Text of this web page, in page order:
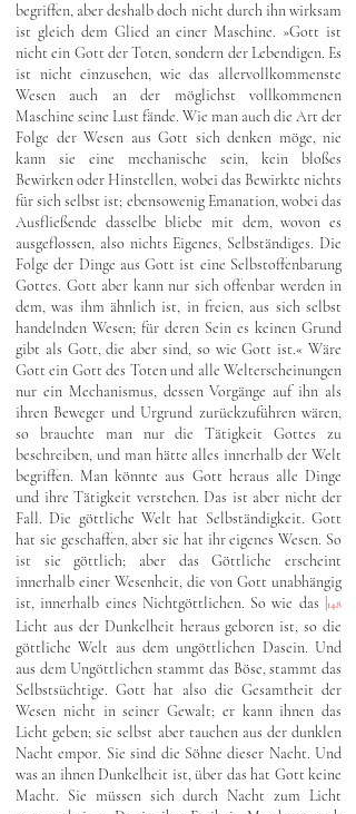
begriffen, aber deshalb doch nicht durch ihn wirksam
ist gleich dem Glied an einer Maschine. »Gott ist
nicht ein Gott der Toten, sondern der Lebendigen. Es
ist nicht einzusehen, wie das allervollkommenste
Wesen auch an der möglichst vollkommenen
Maschine seine Lust fände. Wie man auch die Art der
Folge der Wesen aus Gott sich denken möge, nie
kann sie eine mechanische sein, kein bloßes
Bewirken oder Hinstellen, wobei das Bewirkte nichts
für sich selbst ist; ebensowenig Emanation, wobei das
Ausfließende dasselbe bliebe mit dem, wovon es
ausgeflossen, also nichts Eigenes, Selbständiges. Die
Folge der Dinge aus Gott ist eine Selbstoffenbarung
Gottes. Gott aber kann nur sich offenbar werden in
dem, was ihm ähnlich ist, in freien, aus sich selbst
handelnden Wesen; für deren Sein es keinen Grund
gibt als Gott, die aber sind, so wie Gott ist.« Wäre
Gott ein Gott des Toten und alle Welterscheinungen
nur ein Mechanismus, dessen Vorgänge auf ihn als
ihren Beweger und Urgrund zurückzuführen wären,
so brauchte man nur die Tätigkeit Gottes zu
beschreiben, und man hätte alles innerhalb der Welt
begriffen. Man könnte aus Gott heraus alle Dinge
und ihre Tätigkeit verstehen. Das ist aber nicht der
Fall. Die göttliche Welt hat Selbständigkeit. Gott
hat sie geschaffen, aber sie hat ihr eigenes Wesen. So
ist sie göttlich; aber das Göttliche erscheint
innerhalb einer Wesenheit, die von Gott unabhängig
ist, innerhalb eines Nichtgöttlichen. So wie das
148
Licht aus der Dunkelheit heraus geboren ist, so die
göttliche Welt aus dem ungöttlichen Dasein. Und
aus dem Ungöttlichen stammt das Böse, stammt das
Selbstsüchtige. Gott hat also die Gesamtheit der
Wesen nicht in seiner Gewalt; er kann ihnen das
Licht geben; sie selbst aber tauchen aus der dunklen
Nacht empor. Sie sind die Söhne dieser Nacht. Und
was an ihnen Dunkelheit ist, über das hat Gott keine
Macht. Sie müssen sich durch Nacht zum Licht